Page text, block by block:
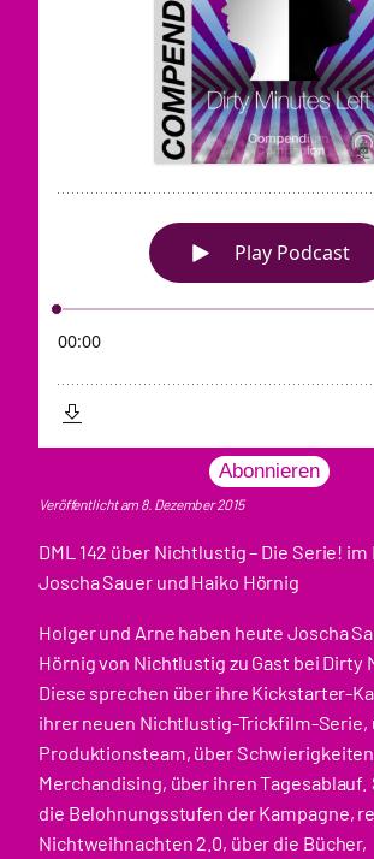
Abonnieren
Veröffentlicht am 8. Dezember 2015
DML 142 über Nichtlustig – Die Serie!
Joscha Sauer und Haiko Hörnig
Holger und Arne haben heute Joscha
Hörnig von Nichtlustig zu Gast bei Dirty
Diese sprechen über ihre Kickstarter-
ihrer neuen Nichtlustig-Trickfilm-Serie,
Produktionsteam, über
Merchandising, über ihren Tagesablauf.
die Belohnungsstufen der Kampagne,
Nichtweihnachten 2.0, über die Bücher,